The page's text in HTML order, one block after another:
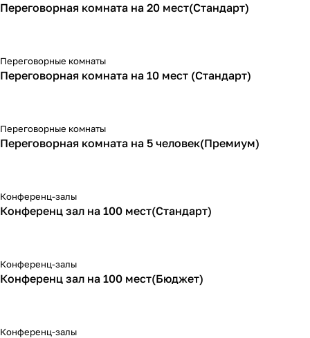
Переговорная комната на 20 мест(Стандарт)
Переговорные комнаты
Переговорная комната на 10 мест (Стандарт)
Переговорные комнаты
Переговорная комната на 5 человек(Премиум)
Конференц-залы
Конференц зал на 100 мест(Стандарт)
Конференц-залы
Конференц зал на 100 мест(Бюджет)
Конференц-залы